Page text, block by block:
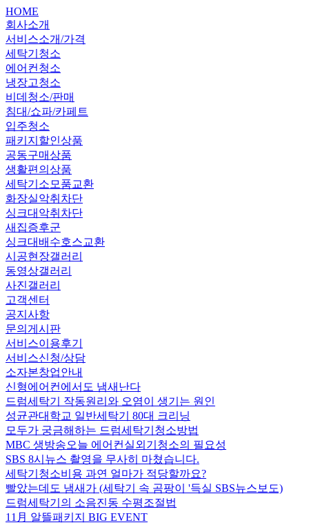
HOME
회사소개
서비스소개/가격
세탁기청소
에어컨청소
냉장고청소
비데청소/판매
침대/쇼파/카페트
입주청소
패키지할인상품
공동구매상품
생활편의상품
세탁기소모품교환
화장실악취차단
싱크대악취차단
새집증후군
싱크대배수호스교환
시공현장갤러리
동영상갤러리
사진갤러리
고객센터
공지사항
문의게시판
서비스이용후기
서비스신청/상담
소자본창업안내
신형에어컨에서도 냄새난다
드럼세탁기 작동원리와 오염이 생기는 원인
성균관대학교 일반세탁기 80대 크리닝
모두가 궁금해하는 드럼세탁기청소방법
MBC 생방송오늘 에어컨실외기청소의 필요성
SBS 8시뉴스 촬영을 무사히 마쳤습니다.
세탁기청소비용 과연 얼마가 적당할까요?
빨았는데도 냄새가 (세탁기 속 곰팡이 '득실 SBS뉴스보도)
드럼세탁기의 소음진동 수평조절법
11月 알뜰패키지 BIG EVENT